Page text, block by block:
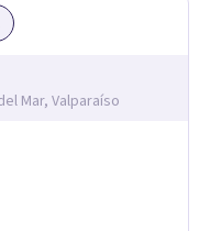
Mar, Valparaíso